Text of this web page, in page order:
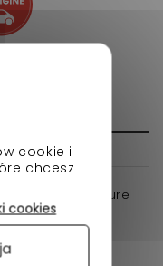
pour votre voiture
cookie i
chcesz
cookies